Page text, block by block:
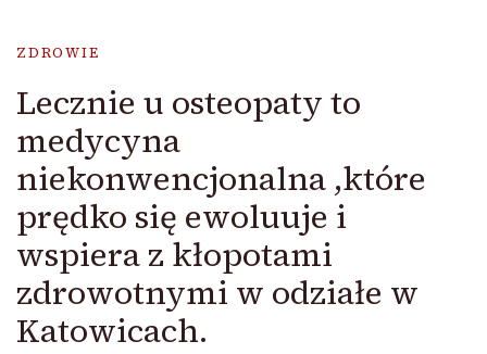
ZDROWIE
Lecznie u osteopaty to
medycyna
niekonwencjonalna ,które
prędko się ewoluuje i
wspiera z kłopotami
zdrowotnymi w odziałe w
Katowicach.